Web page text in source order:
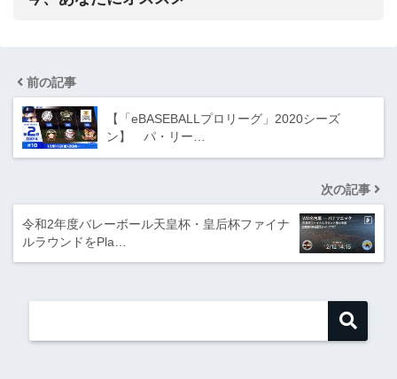
前の記事
【「eBASEBALLプロリーグ」2020シーズ
ン】 パ・リー…
次の記事
令和2年度バレーボール天皇杯・皇后杯ファイナ
ルラウンドをPla…